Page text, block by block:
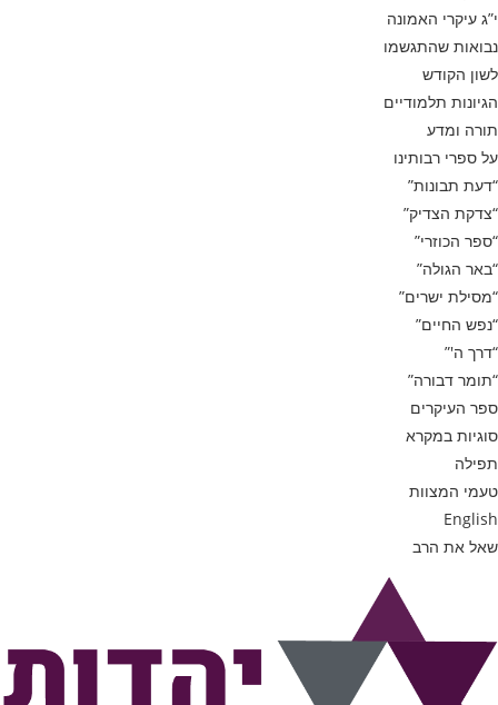
י”ג עיקרי האמונה
נבואות שהתגשמו
לשון הקודש
הגיונות תלמודיים
תורה ומדע
על ספרי רבותינו
“דעת תבונות”
“צדקת הצדיק”
“ספר הכוזרי”
“באר הגולה”
“מסילת ישרים”
“נפש החיים”
“דרך ה'”
“תומר דבורה”
ספר העיקרים
סוגיות במקרא
תפילה
טעמי המצוות
English
שאל את הרב